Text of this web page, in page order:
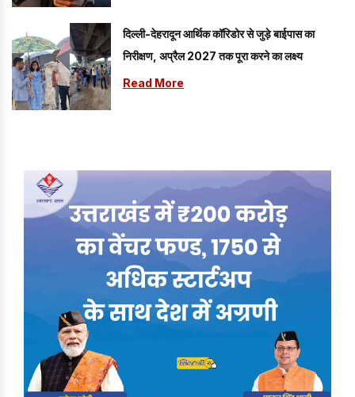
दिल्ली-देहरादून आर्थिक कॉरिडोर से जुड़े बाईपास का
निरीक्षण, अप्रैल 2027 तक पूरा करने का लक्ष्य
Read More